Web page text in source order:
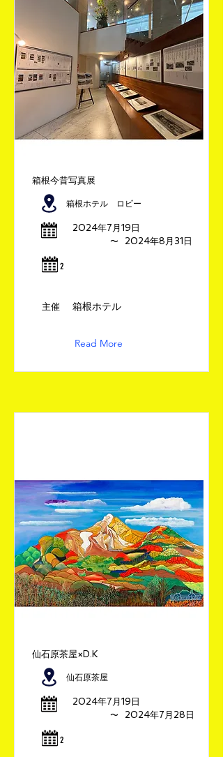
箱根今昔写真展
箱根ホテル ロビー
2024年7月19日
​〜 2024年8月31日
​2
​主催 箱根ホテル
Read More
仙石原茶屋×D.K
仙石原茶屋
2024年7月19日
​〜 2024年7月28日
​2